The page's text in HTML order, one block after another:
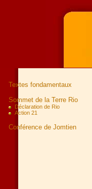
Textes fondamentaux
Sommet de la Terre Rio
Déclaration de Rio
Action 21
Conférence de Jomtien